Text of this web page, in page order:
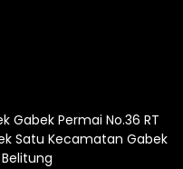
Gabek Permai No.36 RT
Satu Kecamatan Gabek